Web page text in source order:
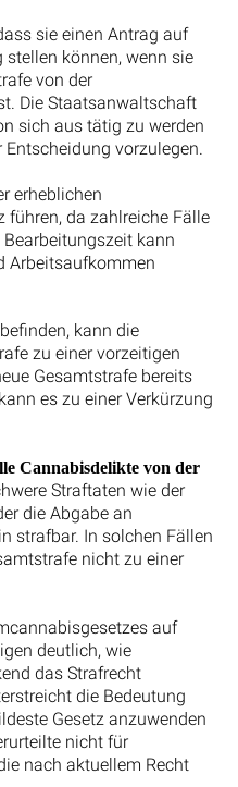
sie einen Antrag auf
stellen können, wenn sie
von der
Die Staatsanwaltschaft
sich aus tätig zu werden
vorzulegen.
erheblichen
da zahlreiche Fälle
kann
Arbeitsaufkommen
kann die
zu einer vorzeitigen
Gesamtstrafe bereits
es zu einer Verkürzung
Cannabisdelikte von der
Straftaten wie der
die Abgabe an
strafbar. In solchen Fällen
nicht zu einer
auf
deutlich, wie
das Strafrecht
die Bedeutung
Gesetz anzuwenden
nicht für
nach aktuellem Recht